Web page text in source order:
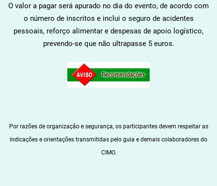
O valor a pagar será apurado no dia do evento, de acordo com
o número de inscritos e inclui o seguro de acidentes
pessoais, reforço alimentar e despesas de apoio logístico,
prevendo-se que não ultrapasse 5 euros.
Por razões de organização e segurança, os participantes devem respeitar as
indicações e orientações transmitidas pelo guia e demais colaboradores do
CIMO.